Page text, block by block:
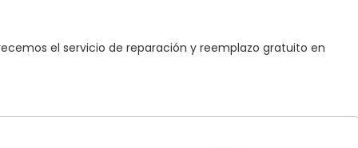
el servicio de reparación y reemplazo gratuito en